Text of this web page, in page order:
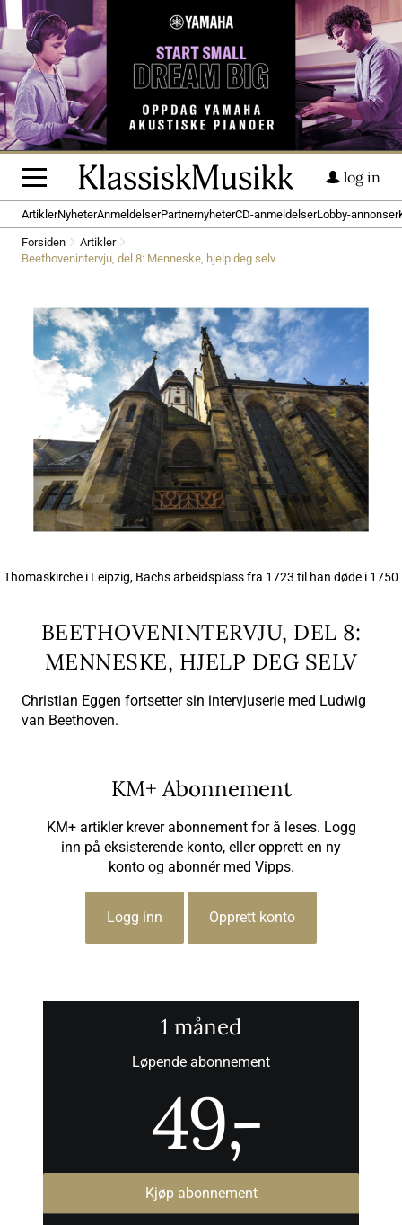
log in
ArtiklerNyheterAnmeldelserPartnernyheterCD-anmeldelserLobby-annonser
Forsiden
Artikler
Beethovenintervju, del 8: Menneske, hjelp deg selv
Thomaskirche i Leipzig, Bachs arbeidsplass fra 1723 til han døde i 1750
BEETHOVENINTERVJU, DEL 8:
MENNESKE, HJELP DEG SELV
Christian Eggen fortsetter sin intervjuserie med Ludwig
van Beethoven.
KM+ Abonnement
KM+ artikler krever abonnement for å leses. Logg
inn på eksisterende konto, eller opprett en ny
konto og abonnér med Vipps.
Logg inn Opprett konto
1 måned
Løpende abonnement
49,-
Kjøp abonnement